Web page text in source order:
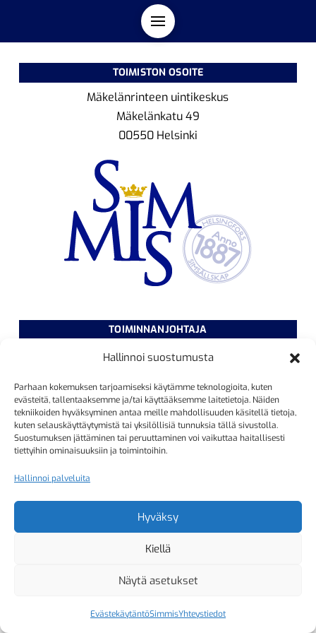
Hallinnoi suostumusta
Parhaan kokemuksen tarjoamiseksi käytämme teknologioita, kuten
evästeitä, tallentaaksemme ja/tai käyttääksemme laitetietoja. Näiden
tekniikoiden hyväksyminen antaa meille mahdollisuuden käsitellä tietoja,
kuten selauskäyttäytymistä tai yksilöllisiä tunnuksia tällä sivustolla.
Suostumuksen jättäminen tai peruuttaminen voi vaikuttaa haitallisesti
tiettyihin ominaisuuksiin ja toimintoihin.
Hallinnoi palveluita
Hyväksy
Kiellä
Näytä asetukset
EvästekäytäntöSimmisYhteystiedot
TOIMISTON OSOITE
Mäkelänrinteen uintikeskus
Mäkelänkatu 49
00550 Helsinki
TOIMINNANJOHTAJA
Kristiina Mäkinen
kristiina.makinen@simmis.fi
KURSSIASIAT